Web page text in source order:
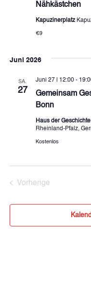
Nähkästchen
Kapuzinerplatz
€9
Juni 2026
SA.
27
Gemeinsam
Bonn
Juni 27 | 12:00-
Haus der
Rheinland-Pfalz,
Kostenlos
Vorherige